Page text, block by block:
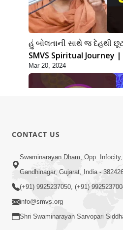
હું બોલતાની સાથે જ દેહથી
SMVS Spiritual Journey
Gyan
Mar 20, 2024
હું કોણ છું ? ભાગ 1 | SMVS
Journey | Anadimukta
CONTACT US
Swaminarayan Dham, Opp.
Gandhinagar, Gujarat, India -
(+91) 9925237050, (+91)
info@smvs.org
Shri Swaminarayan Sarvopari